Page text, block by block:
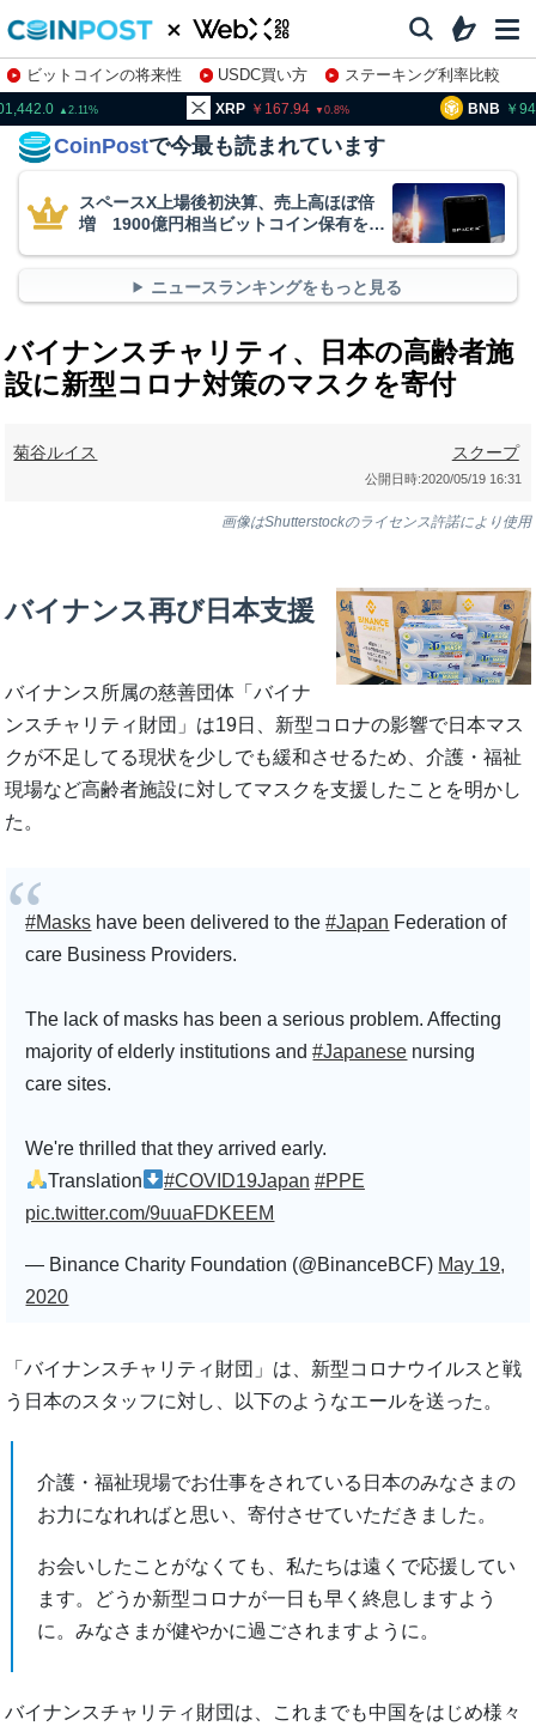
ビットコインの将来性 USDC買い方
ステーキング利率比較
株特集・関連銘柄
2.11 XRP 167.94 0.8 BNB 94,126.0
CoinPostで今最も読まれています
スペースX上場後初決算、売上高ほぼ倍
増 1900億円相当ビットコイン保有を継
ニュースランキングをもっと見る
バイナンスチャリティ、日本の高齢者施
設に新型コロナ対策のマスクを寄付
菊谷ルイス スクープ
公開日時:2020/05/19 16:31
画像はShutterstockのライセンス許諾により使用
バイナンス再び日本支援
バイナンス所属の慈善団体「バイナ
ンスチャリティ財団」は19日、新型コロナの影響で日本マス
クが不足してる現状を少しでも緩和させるため、介護・福祉
現場など高齢者施設に対してマスクを支援したことを明かし
た。
#Masks have been delivered to the#Japan Federation of
care Business Providers.
The lack of masks has been a serious problem. Affecting
majority of elderly institutions and#Japanese nursing
care sites.
We're thrilled that they arrived early.
Translation
#COVID19Japan #PPE
pic.twitter.com/9uuaFDKEEM
— Binance Charity Foundation (@BinanceBCF) May 19,
2020
「バイナンスチャリティ財団」は、新型コロナウイルスと戦
う日本のスタッフに対し、以下のようなエールを送った。
介護・福祉現場でお仕事をされている日本のみなさまの
お力になれればと思い、寄付させていただきました。
お会いしたことがなくても、私たちは遠くで応援してい
ます。どうか新型コロナが一日も早く終息しますよう
に。みなさまが健やかに過ごされますように。
バイナンスチャリティ財団は、これまでも中国をはじめ様々